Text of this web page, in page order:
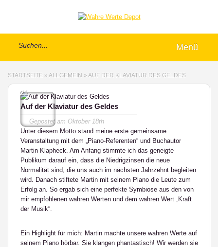
Menü
STARTSEITE » ALLGEMEIN » AUF DER KLAVIATUR DES GELDES
21
Auf der Klaviatur des Geldes
Gepostet am Oktober 18th
Unter diesem Motto stand meine erste gemeinsame
Veranstaltung mit dem „Piano-Referenten“ und Buchautor
Martin Klapheck. Am Anfang stimmte ich das geneigte
Publikum darauf ein, dass die Niedrigzinsen die neue
Normalität sind, die uns auch im nächsten Jahrzehnt begleiten
wird. Danach stiftete Martin mit seinem Piano die Leute zum
Erfolg an. So ergab sich eine perfekte Symbiose aus den von
mir empfohlenen wahren Werten und dem wahren Wert „Kraft
der Musik“.
Ein Highlight für mich: Martin machte unsere wahren Werte auf
seinem Piano hörbar. Sie klangen phantastisch! Wir werden sie